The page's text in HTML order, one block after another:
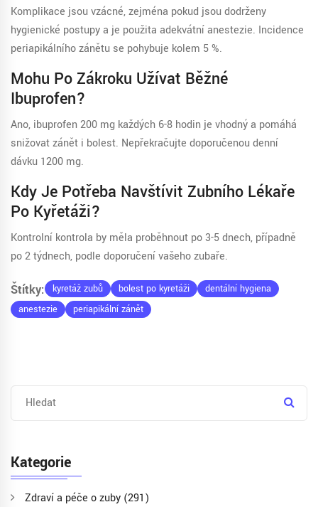
Komplikace jsou vzácné, zejména pokud jsou dodrženy
hygienické postupy a je použita adekvátní anestezie. Incidence
periapikálního zánětu se pohybuje kolem 5 %.
Mohu Po Zákroku Užívat Běžné
Ibuprofen?
Ano, ibuprofen 200 mg každých 6-8 hodin je vhodný a pomáhá
snižovat zánět i bolest. Nepřekračujte doporučenou denní
dávku 1200 mg.
Kdy Je Potřeba Navštívit Zubního Lékaře
Po Kyřetáži?
Kontrolní kontrola by měla proběhnout po 3-5 dnech, případně
po 2 týdnech, podle doporučení vašeho zubaře.
Štítky: kyretáž zubů bolest po kyretáži
dentální hygiena
anestezie
periapikální zánět
Kategorie
Zdraví a péče o zuby (291)